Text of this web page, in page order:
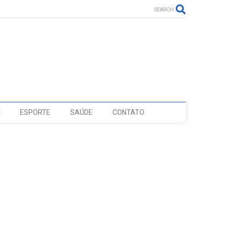
SEARCH
ESPORTE SAÚDE CONTATO